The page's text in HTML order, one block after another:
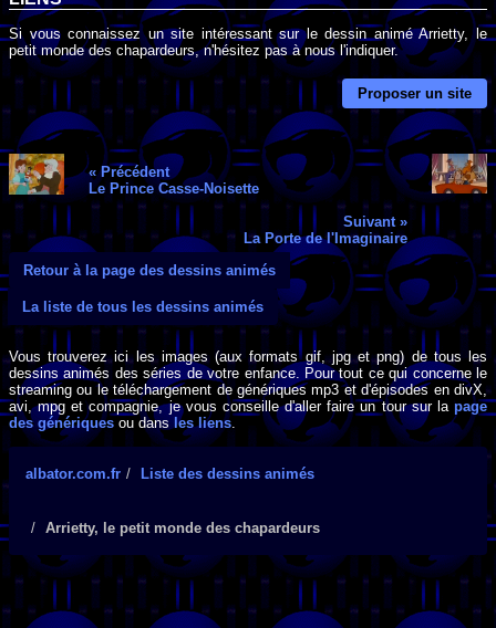
Si vous connaissez un site intéressant sur le dessin animé Arrietty, le
petit monde des chapardeurs, n'hésitez pas à nous l'indiquer.
Proposer un site
« Précédent
Le Prince Casse-Noisette
Suivant »
La Porte de l'Imaginaire
Retour à la page des dessins animés
La liste de tous les dessins animés
Vous trouverez ici les images (aux formats gif, jpg et png) de tous les
dessins animés des séries de votre enfance. Pour tout ce qui concerne le
streaming ou le téléchargement de génériques mp3 et d'épisodes en divX,
avi, mpg et compagnie, je vous conseille d'aller faire un tour sur la page
des génériques ou dansles liens.
albator.com.fr Liste des dessins animés
Arrietty, le petit monde des chapardeurs